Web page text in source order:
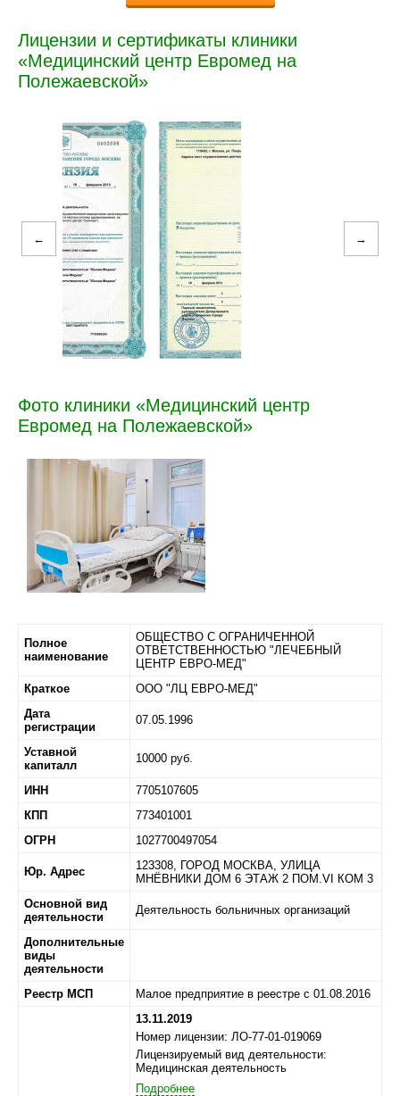
Лицензии и сертификаты клиники
«Медицинский центр Евромед на
Полежаевской»
← →
Фото клиники «Медицинский центр
Евромед на Полежаевской»
Полное
наименование
ОБЩЕСТВО С ОГРАНИЧЕННОЙ
ОТВЕТСТВЕННОСТЬЮ "ЛЕЧЕБНЫЙ
ЦЕНТР ЕВРО-МЕД"
Краткое
ООО "ЛЦ ЕВРО-МЕД"
Дата
регистрации
07.05.1996
Уставной
капиталл
10000 руб.
ИНН
7705107605
КПП
773401001
ОГРН
1027700497054
Юр. Адрес 123308, ГОРОД МОСКВА, УЛИЦА
МНЁВНИКИ ДОМ 6 ЭТАЖ 2 ПОМ.VI КОМ 3
Основной вид
деятельности
Деятельность больничных организаций
Дополнительные
виды
деятельности
Реестр МСП
Малое предприятие в реестре с 01.08.2016
13.11.2019
Номер лицензии: ЛО-77-01-019069
Лицензируемый вид деятельности:
Медицинская деятельность
Подробнее